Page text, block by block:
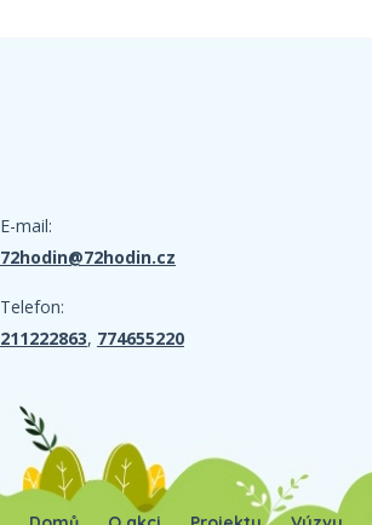
E-mail:
72hodin@72hodin.cz
Telefon:
211222863, 774655220